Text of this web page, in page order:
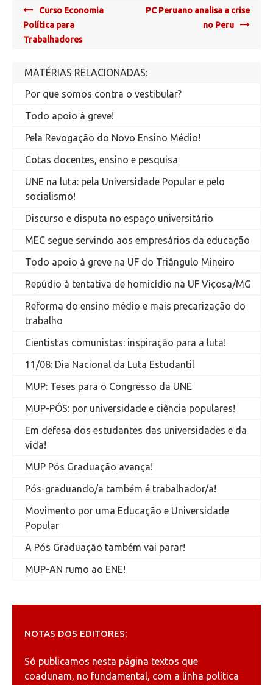
Post
navigation
Curso Economia
Política para
Trabalhadores
PC Peruano analisa a crise
no Peru
MATÉRIAS RELACIONADAS:
Por que somos contra o vestibular?
Todo apoio à greve!
Pela Revogação do Novo Ensino Médio!
Cotas docentes, ensino e pesquisa
UNE na luta: pela Universidade Popular e pelo
socialismo!
Discurso e disputa no espaço universitário
MEC segue servindo aos empresários da educação
Todo apoio à greve na UF do Triângulo Mineiro
Repúdio à tentativa de homicídio na UF Viçosa/MG
Reforma do ensino médio e mais precarização do
trabalho
Cientistas comunistas: inspiração para a luta!
11/08: Dia Nacional da Luta Estudantil
MUP: Teses para o Congresso da UNE
MUP-PÓS: por universidade e ciência populares!
Em defesa dos estudantes das universidades e da
vida!
MUP Pós Graduação avança!
Pós-graduando/a também é trabalhador/a!
Movimento por uma Educação e Universidade
Popular
A Pós Graduação também vai parar!
MUP-AN rumo ao ENE!
NOTAS DOS EDITORES:
Só publicamos nesta página textos que
coadunam, no fundamental, com a linha política